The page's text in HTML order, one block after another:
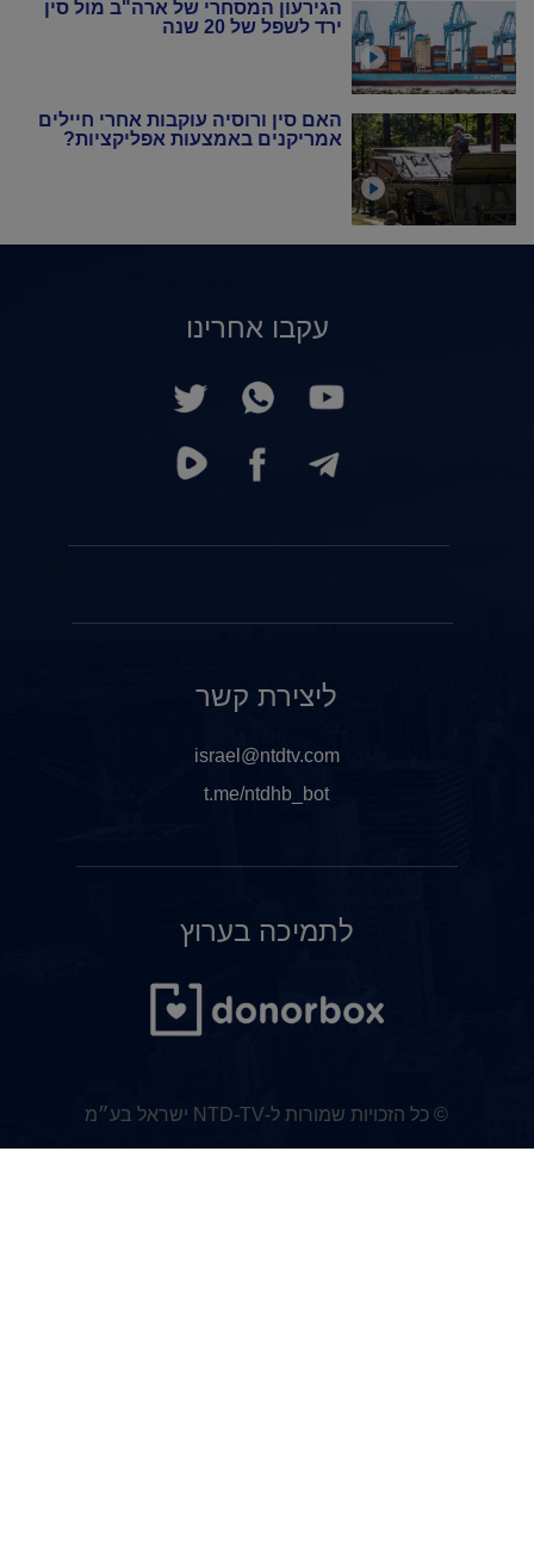
הגירעון המסחרי של ארה"ב מול סין
ירד לשפל של 20 שנה
האם סין ורוסיה עוקבות אחרי חיילים
אמריקנים באמצעות אפליקציות?
עקבו אחרינו
לתמיכה בערוץ
ליצירת קשר
israel@ntdtv.com
t.me/ntdhb_bot
© כל הזכויות שמורות ל-NTD-TV ישראל בע״מ